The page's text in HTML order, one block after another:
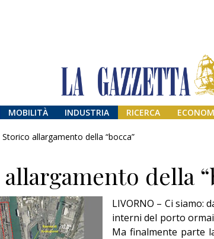
MOBILITÀ INDUSTRIA RICERCA
Storico allargamento della “bocca”
della
LIVORNO – Ci siamo:
interni del porto
Ma finalmente parte